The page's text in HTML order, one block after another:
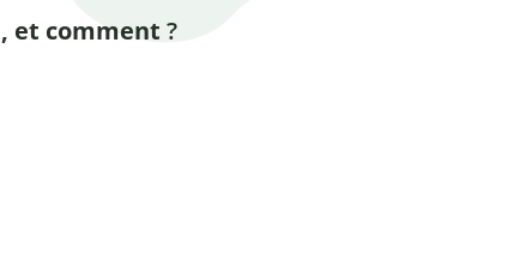
et comment ?